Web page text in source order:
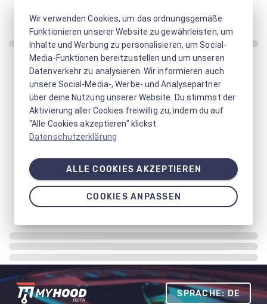
SPRACHE: DE
Wir verwenden Cookies, um das ordnungsgemäße
Funktionieren unserer Website zu gewährleisten, um
Inhalte und Werbung zu personalisieren, um Social-
Media-Funktionen bereitzustellen und um unseren
Datenverkehr zu analysieren. Wir informieren auch
unsere Social-Media-, Werbe- und Analysepartner
über deine Nutzung unserer Website. Du stimmst der
Aktivierung aller Cookies freiwillig zu, indem du auf
"Alle Cookies akzeptieren" klickst.
Datenschutzerklärung
ALLE COOKIES AKZEPTIEREN
COOKIES ANPASSEN